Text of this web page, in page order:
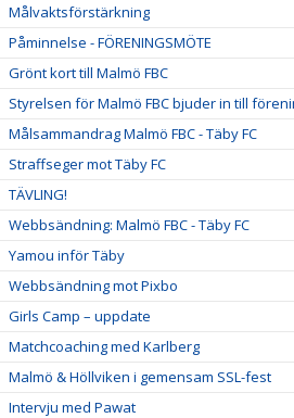
Målvaktsförstärkning
Påminnelse - FÖRENINGSMÖTE
Grönt kort till Malmö FBC
Styrelsen för Malmö FBC bjuder in till
Målsammandrag Malmö FBC - Täby FC
Straffseger mot Täby FC
TÄVLING!
Webbsändning: Malmö FBC - Täby FC
Yamou inför Täby
Webbsändning mot Pixbo
Girls Camp – uppdate
Matchcoaching med Karlberg
Malmö & Höllviken i gemensam SSL-fest
Intervju med Pawat